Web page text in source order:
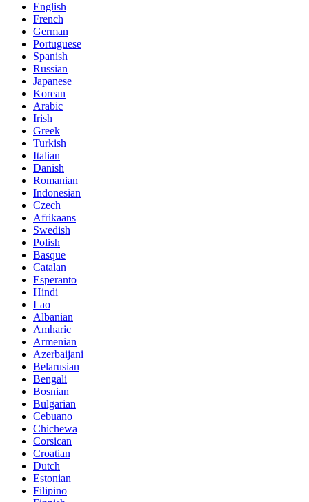
English
French
German
Portuguese
Spanish
Russian
Japanese
Korean
Arabic
Irish
Greek
Turkish
Italian
Danish
Romanian
Indonesian
Czech
Afrikaans
Swedish
Polish
Basque
Catalan
Esperanto
Hindi
Lao
Albanian
Amharic
Armenian
Azerbaijani
Belarusian
Bengali
Bosnian
Bulgarian
Cebuano
Chichewa
Corsican
Croatian
Dutch
Estonian
Filipino